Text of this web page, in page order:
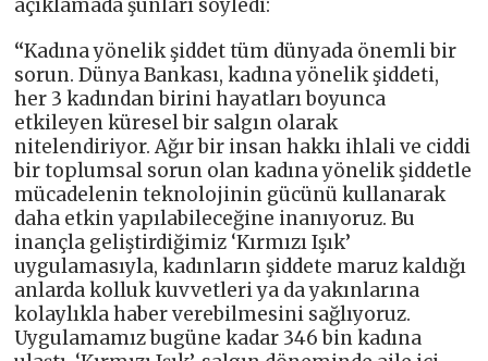
açıklamada şunları söyledi:
“Kadına yönelik şiddet tüm dünyada önemli bir
sorun. Dünya Bankası, kadına yönelik şiddeti,
her 3 kadından birini hayatları boyunca
etkileyen küresel bir salgın olarak
nitelendiriyor. Ağır bir insan hakkı ihlali ve ciddi
bir toplumsal sorun olan kadına yönelik şiddetle
mücadelenin teknolojinin gücünü kullanarak
daha etkin yapılabileceğine inanıyoruz. Bu
inançla geliştirdiğimiz ‘Kırmızı Işık’
uygulamasıyla, kadınların şiddete maruz kaldığı
anlarda kolluk kuvvetleri ya da yakınlarına
kolaylıkla haber verebilmesini sağlıyoruz.
Uygulamamız bugüne kadar 346 bin kadına